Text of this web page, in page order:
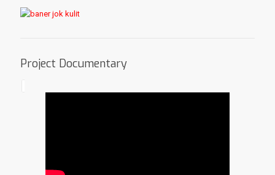
Project Documentary